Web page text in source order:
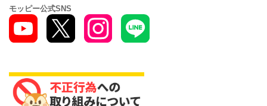
モッピー公式SNS